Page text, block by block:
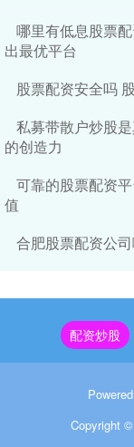
哪里有低息股票
出最优平台
股票配资安全吗
私募带散户炒股
的创造力
可靠的股票配资
值
合肥股票配资公
配资炒股
Copyright ©